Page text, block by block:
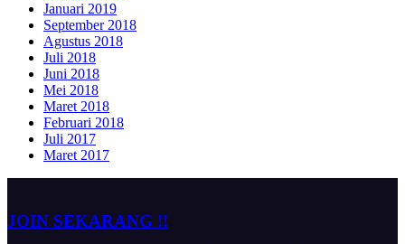
Januari 2019
September 2018
Agustus 2018
Juli 2018
Juni 2018
Mei 2018
Maret 2018
Februari 2018
Juli 2017
Maret 2017
JOIN SEKARANG !!